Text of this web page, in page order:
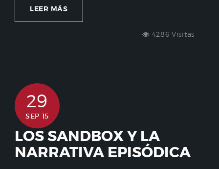
LEER MÁS
4286 Visitas
29
SEP 15
LOS SANDBOX Y LA
NARRATIVA EPISÓDICA